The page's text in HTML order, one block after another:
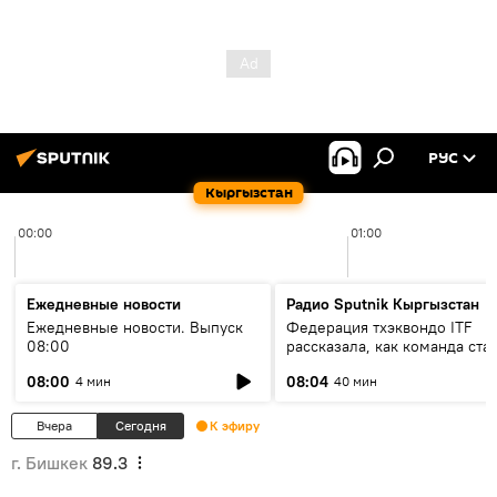
Кыргызстан
РУС
00:00 01:00
Ежедневные новости
Ежедневные новости. Выпуск
08:00
08:00 4 мин
Радио Sputnik Кыргызстан
Федерация тхэквондо ITF
рассказала, как команда
08:04 40 мин
Вчера Сегодня К эфиру
г. Бишкек 89.3